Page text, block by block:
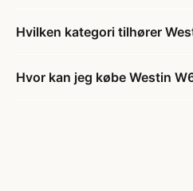
Hvilken kategori tilhører
Hvor kan jeg købe Westin